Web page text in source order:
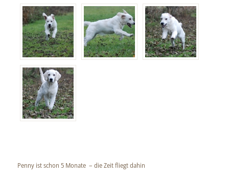
Penny ist schon 5 Monate – die Zeit fliegt dahin